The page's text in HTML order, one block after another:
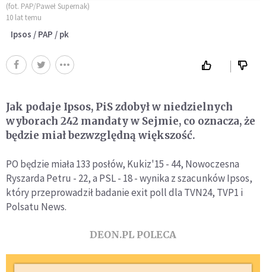
(fot. PAP/Paweł Supernak)
10 lat temu
Ipsos / PAP / pk
Jak podaje Ipsos, PiS zdobył w niedzielnych
wyborach 242 mandaty w Sejmie, co oznacza, że
będzie miał bezwzględną większość.
PO będzie miała 133 posłów, Kukiz'15 - 44, Nowoczesna
Ryszarda Petru - 22, a PSL - 18 - wynika z szacunków Ipsos,
który przeprowadził badanie exit poll dla TVN24, TVP1 i
Polsatu News.
DEON.PL POLECA